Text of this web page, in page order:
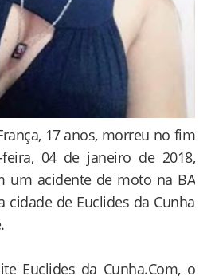
17 anos, morreu no fim
04 de janeiro de 2018,
um acidente de moto na BA
cidade de Euclides da Cunha
Euclides da Cunha.Com, o